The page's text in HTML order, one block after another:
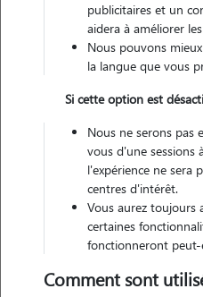
Nos cat
publicitaires et un
aidera à améliorer
Nous pouvons
la langue que vous
Si cette option est
Nous ne serons pas
vous d'une sessions
l'expérience ne sera
centres d'intérêt.
Vous aurez toujours
certaines
fonctionneront peut-
Comment sont